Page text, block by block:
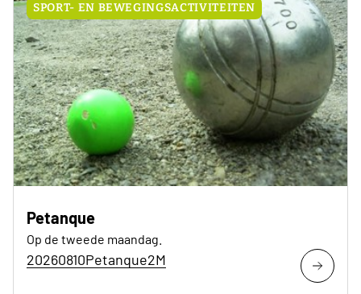
SPORT- EN BEWEGINGSACTIVITEITEN
Petanque
Op de tweede maandag.
20260810Petanque2M